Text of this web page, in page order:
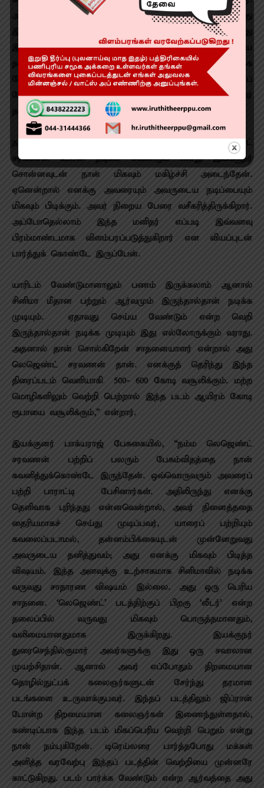
அதை அவர் தொடர்ந்து பின்பற்றுகிறார். அவருக்கு இது
இரண்டாவது படம், நிச்சயமாக அவர் சினிமாவில் தொடர்ந்து
இருப்பார், நிறைய படங்களில் நடிப்பார். அவருடைய
தயாரிப்பு மூலம் நிறைய இயக்குநர்களுக்கு வாய்ப்பளிக்க
வேண்டும் என்று சொல்லி இருக்கிறார். அவரைப்
போன்றதொரு தொலைநோக்கு பார்வை கொண்ட ஒருவர்
தமிழ் சினிமாவுக்கு அவசியம் தேவை,” என்றார்.
நடிகர் வி டி வி கணேஷ் பேசுகையில், “லெஜெண்ட்
சரவணன் உடன் நடிக்க வேண்டும் என்று இயக்குந‌ர்
சொன்னவுடன் நான் மிகவும் மகிழ்ச்சி அடைந்தேன்.
ஏனென்றால் எனக்கு அவரையும் அவருடைய நடிப்பையும்
மிகவும் பிடிக்கும். அவர் நிறைய பேரை வசீகரித்திருக்கிறார்.
அப்போதெல்லாம் இந்த மனிதர் எப்படி இவ்வளவு
பிரம்மாண்டமாக விளம்பரப்படுத்துகிறார் என வியப்புடன்
பார்த்துக் கொண்டே இருப்பேன்.
யாரிடம் வேண்டுமானாலும் பணம் இருக்கலாம் ஆனால்
சினிமா மீதான பற்றும் ஆர்வமும் இருந்தால்தான் நடிக்க
முடியும். ஏதாவது செய்ய வேண்டும் என்ற வெறி
இருந்தால்தான் நடிக்க முடியும் இது எல்லோருக்கும் வராது.‌
அதனால் தான் சொல்கிறேன் சாதனையாளர் என்றால் அது
லெஜெண்ட் சரவணன் தான். எனக்குத் தெரிந்து இந்த
திரைப்படம் வெளியாகி 500- 600 கோடி வசூலிக்கும். மற்ற
மொழிகளிலும் வெற்றி பெற்றால் இந்த படம் ஆயிரம் கோடி
ரூபாயை வசூலிக்கும்,” என்றார்.
இயக்குனர் பாக்யராஜ் பேசுகையில், “நம்ம லெஜெண்ட்
சரவணன் பற்றிப் பலரும் பேசும்விதத்தை நான்
கவனித்துக்கொண்டே இருந்தேன். ஒவ்வொருவரும் அவரைப்
பற்றி பாராட்டி பேசினார்கள். அதிலிருந்து எனக்கு
தெளிவாக புரிந்தது என்னவென்றால், அவர் நினைத்ததை
தைரியமாகச் செய்து முடிப்பவர், யாரைப் பற்றியும்
கவலைப்படாமல், தன்னம்பிக்கையுடன் முன்னேறுவது
அவருடைய தனித்துவம்; அது எனக்கு மிகவும் பிடித்த
விஷயம். இந்த அளவுக்கு உற்சாகமாக சினிமாவில் நடிக்க
வருவது சாதாரண விஷயம் இல்லை. அது ஒரு பெரிய
சாதனை. ‘லெஜெண்ட்’ படத்திற்குப் பிறகு ‘லீடர்’ என்ற
தலைப்பில் வருவது மிகவும் பொருத்தமானதும்,
வலிமையானதுமாக இருக்கிறது. இயக்குநர்
துரைசெந்தில்குமார் அவர்களுக்கு இது ஒரு சவாலான
முயற்சிதான். ஆனால் அவர் எப்போதும் திறமையான
தொழில்நுட்பக் கலைஞர்களுடன் சேர்ந்து தரமான
படங்களை உருவாக்குபவர். இந்தப் படத்திலும் ஜிப்ரான்
போன்ற திறமையான கலைஞர்கள் இணைந்துள்ளதால்,
கண்டிப்பாக இந்த படம் மிகப்பெரிய வெற்றி பெறும் என்று
நான் நம்புகிறேன். டிரெய்லரை பார்த்தபோது மக்கள்
அளித்த வரவேற்பு இந்தப் படத்தின் வெற்றியை முன்னரே
காட்டுகிறது. படம் பார்க்க வேண்டும் என்ற ஆர்வத்தை அது